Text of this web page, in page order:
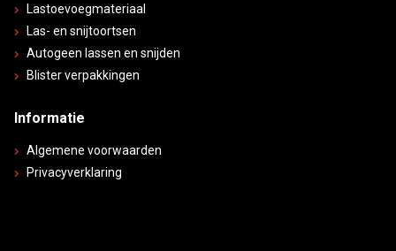
Lastoevoegmateriaal
Las- en snijtoortsen
Autogeen lassen en snijden
Blister verpakkingen
Informatie
Algemene voorwaarden
Privacyverklaring